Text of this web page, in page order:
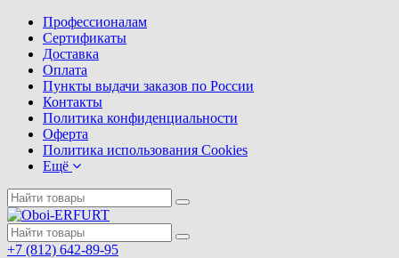
Профессионалам
Сертификаты
Доставка
Оплата
Пункты выдачи заказов по России
Контакты
Политика конфиденциальности
Оферта
Политика использования Cookies
Ещё
+7 (812) 642-89-95